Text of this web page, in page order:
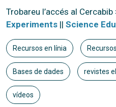
Trobareu l’accés al Cercabib
Experiments || Science
Recursos en línia
Bases de dades revistes
vídeos